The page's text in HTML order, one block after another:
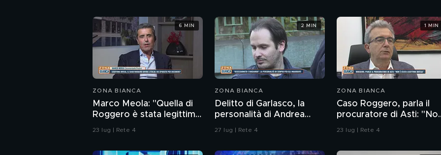
ZONA BIANCA
Marco Meola: "Quella di
Roggero è stata legittima
difesa"
23 lug | Rete 4
6 MIN
ZONA BIANCA
Delitto di Garlasco, la
personalità di Andrea
Sempio per gli inquirenti:
27 lug | Rete 4
2 MIN
ZONA BIANCA
Caso Roggero, parla il
procuratore di Asti:
è stata legittima difesa"
23 lug | Rete 4
1 MIN